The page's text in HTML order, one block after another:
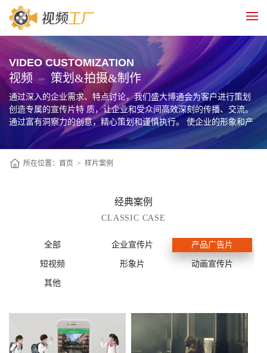
VIDEO CUSTOMIZATION
视频 策划&拍摄&制作
通过深入的企业需求、特点讨论，我们盛大博通会为客户进行策划
创造专属的宣传片特 质，让企业和受众间高效深刻的传播、交流。
通过富有洞察力的创意，精心策划和谨慎执行。 使企业的形象和产
品在大众视野里提高认知度，促使目标用户转化为企业忠诚的客
户。
所在位置： 首页 > 样片案例
经典案例
CLASSIC CASE
全部 企业宣传片 产品广告片
短视频 形象片 动画宣传片
其他